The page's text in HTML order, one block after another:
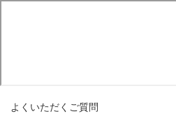
よくいただくご質問